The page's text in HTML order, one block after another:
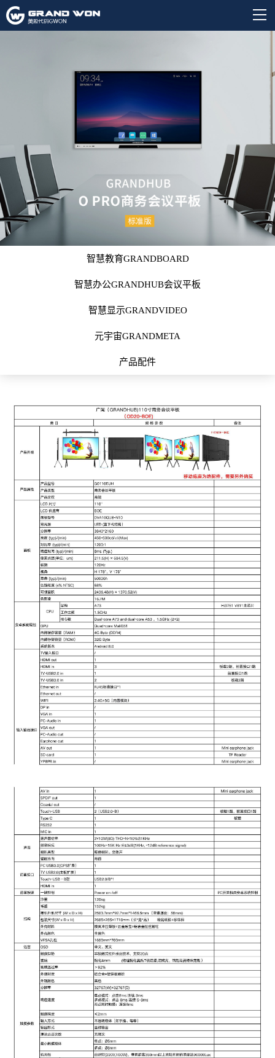
智慧教育GRANDBOARD
智慧办公GRANDHUB会议平板
智慧显示GRANDVIDEO
元宇宙GRANDMETA
产品配件